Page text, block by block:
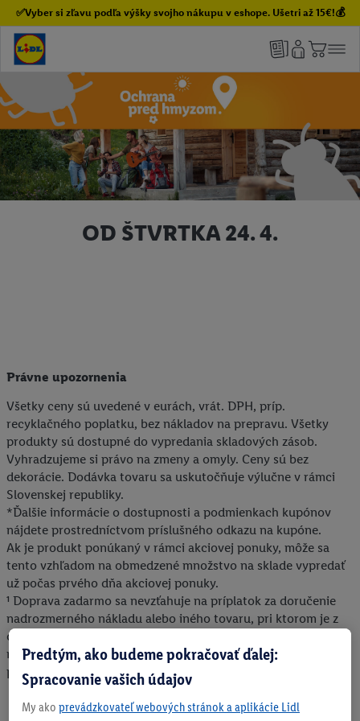
✅Vyber si zľavu podľa výšky svojho nákupu v eshope. Ušetri až 15€!💰
OD ŠTVRTKA 24. 4.
Právne upozornenia
Všetky ceny sú uvedené v eurách, vrát. DPH, príp.
recyklačného poplatku, bez nákladov na prepravu. Všetky
produkty sú dostupné do vypredania skladových zásob.
Vyhradzujeme si právo na zmeny a omyly. Ceny sú bez
dekorácie. Dodávka tovaru sa uskutočňuje výlučne v rámci
Slovenskej republiky.
*Ďalšie informácie o dostupnosti a podmienkach kupónov
nájdete prostredníctvom príslušného odkazu na kupóne.
Ak je produkt ponúkaný v rámci akciovej ponuky, môže sa
tento vzhľadom na obmedzené množstvo na sklade vypredať
už počas prvého dňa akciovej ponuky.
¹ Doprava zadarmo sa nevzťahuje na príplatok za doručenie
nadrozmerného nákladu alebo iného tovaru, pri ktorom je z
dôvodu jeho rozmerov alebo objemu potrebná osobitná
manipulácia pri jeho dodaní. Konečná výška uvedeného
príplatku sa zobrazí v nákupnom košíku.
Predtým, ako budeme pokračovať ďalej:
Spracovanie vašich údajov
My ako prevádzkovateľ webových stránok a aplikácie Lidl